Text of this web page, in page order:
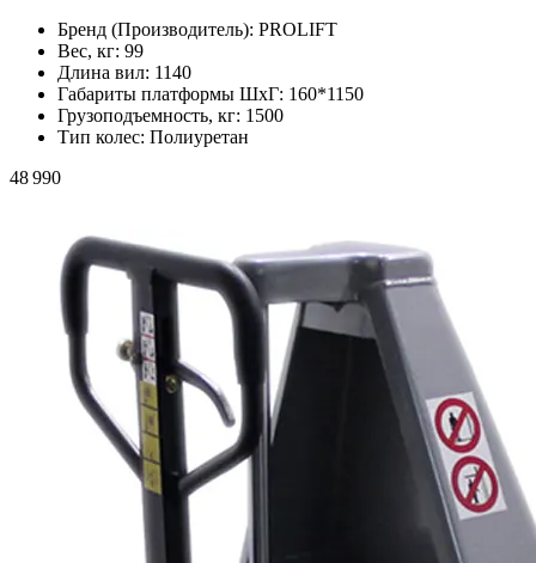
Бренд (Производитель): PROLIFT
Вес, кг: 99
Длина вил: 1140
Габариты платформы ШxГ: 160*1150
Грузоподъемность, кг: 1500
Тип колес: Полиуретан
48 990